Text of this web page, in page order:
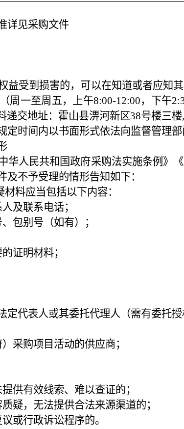
详见采购文件
益受到损害的，可以在知道或者应知
周一至周五，上午8:00-12:00，下午
交地址：霍山县淠河新区38号楼三楼,
时间内以书面形式依法向监督管理部
华人民共和国政府采购法实施条例》
不予受理的情形告知如下：
料应当包括以下内容：
及联系电话；
包别号（如有）；
证明材料；
代表人或其委托代理人（需有委托授
采购项目活动的供应商；
供有效线索、难以查证的；
疑，无法提供合法来源渠道的；
或行政诉讼程序的。